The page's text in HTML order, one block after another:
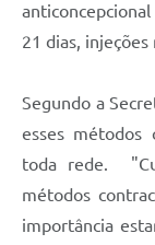
21 dias,
Segundo a
esses métodos
toda rede.
métodos
importância